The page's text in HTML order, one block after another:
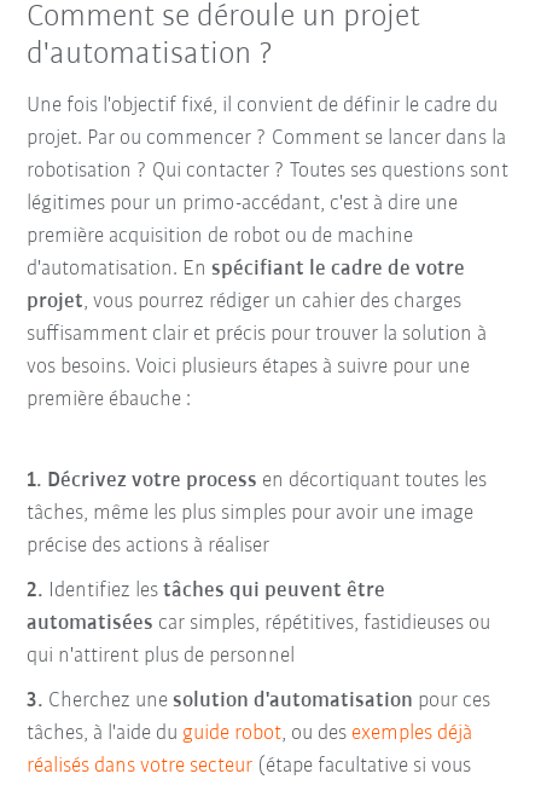
Comment se déroule un projet
d'automatisation ?
Une fois l'objectif fixé, il convient de définir le cadre du
projet. Par ou commencer ? Comment se lancer dans la
robotisation ? Qui contacter ? Toutes ses questions sont
légitimes pour un primo-accédant, c'est à dire une
première acquisition de robot ou de machine
d'automatisation. Enspécifiant le cadre de votre
projet, vous pourrez rédiger un cahier des charges
suffisamment clair et précis pour trouver la solution à
vos besoins. Voici plusieurs étapes à suivre pour une
première ébauche :
1. Décrivez votre process en décortiquant toutes les
tâches, même les plus simples pour avoir une image
précise des actions à réaliser
2. Identifiez lestâches qui peuvent être
automatisées car simples, répétitives, fastidieuses ou
qui n'attirent plus de personnel
3. Cherchez unesolution d'automatisation pour ces
tâches, à l'aide du guide robot, ou des exemples déjà
réalisés dans votre secteur (étape facultative si vous